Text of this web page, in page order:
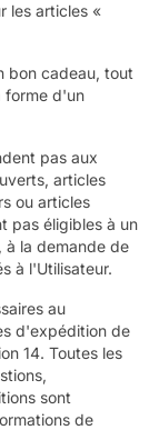
les articles «
bon cadeau, tout
forme d'un
pas aux
articles
ou articles
pas éligibles à un
à la demande de
à l'Utilisateur.
au
d'expédition de
14. Toutes les
sont
de